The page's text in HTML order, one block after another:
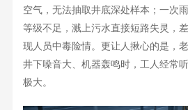
空气，无法抽取井底深处样本；一次
等级不足，溅上污水直接短路失灵，
现人员中毒险情。更让人揪心的是，
井下噪音大、机器轰鸣时，工人经常
极大。